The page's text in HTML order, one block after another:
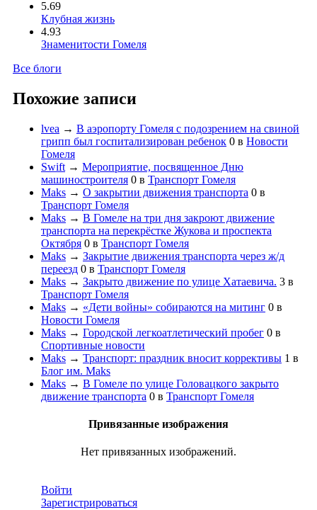
5.69
Клубная жизнь
4.93
Знаменитости Гомеля
Все блоги
Похожие записи
lvea → В аэропорту Гомеля с подозрением на свиной
грипп был госпитализирован ребенок 0 в Новости
Гомеля
Swift → Мероприятие, посвященное Дню
машиностроителя 0 в Транспорт Гомеля
Maks → О закрытии движения транспорта 0 в
Транспорт Гомеля
Maks → В Гомеле на три дня закроют движение
транспорта на перекрёстке Жукова и проспекта
Октября 0 в Транспорт Гомеля
Maks → Закрытие движения транспорта через ж/д
переезд 0 в Транспорт Гомеля
Maks → Закрыто движение по улице Хатаевича. 3 в
Транспорт Гомеля
Maks → «Дети войны» собираются на митинг 0 в
Новости Гомеля
Maks → Городской легкоатлетический пробег 0 в
Спортивные новости
Maks → Транспорт: праздник вносит коррективы 1 в
Блог им. Maks
Maks → В Гомеле по улице Головацкого закрыто
движение транспорта 0 в Транспорт Гомеля
Привязанные изображения
Нет привязанных изображений.
Войти
Зарегистрироваться